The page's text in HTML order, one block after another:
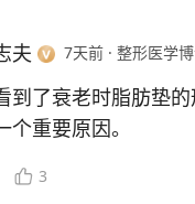
夫 7天前 · 整形医学
到了衰老时脂肪垫
重要原因。
们面部脂肪室会萎缩
3